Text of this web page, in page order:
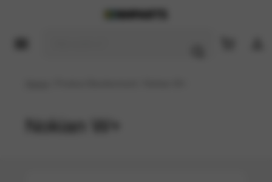
Nokian W+